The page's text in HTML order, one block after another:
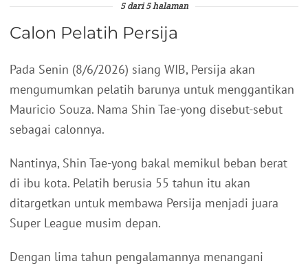
5 dari 5 halaman
Calon Pelatih Persija
Pada Senin (8/6/2026) siang WIB, Persija akan
mengumumkan pelatih barunya untuk menggantikan
Mauricio Souza. Nama Shin Tae-yong disebut-sebut
sebagai calonnya.
Nantinya, Shin Tae-yong bakal memikul beban berat
di ibu kota. Pelatih berusia 55 tahun itu akan
ditargetkan untuk membawa Persija menjadi juara
Super League musim depan.
Dengan lima tahun pengalamannya menangani